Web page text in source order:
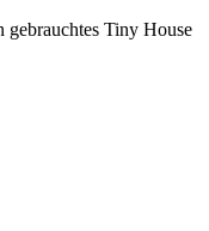
Tiny House